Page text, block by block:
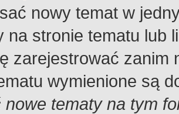
nowy temat w
na stronie tematu lub
zarejestrować
wymienione są
nowe tematy na tym